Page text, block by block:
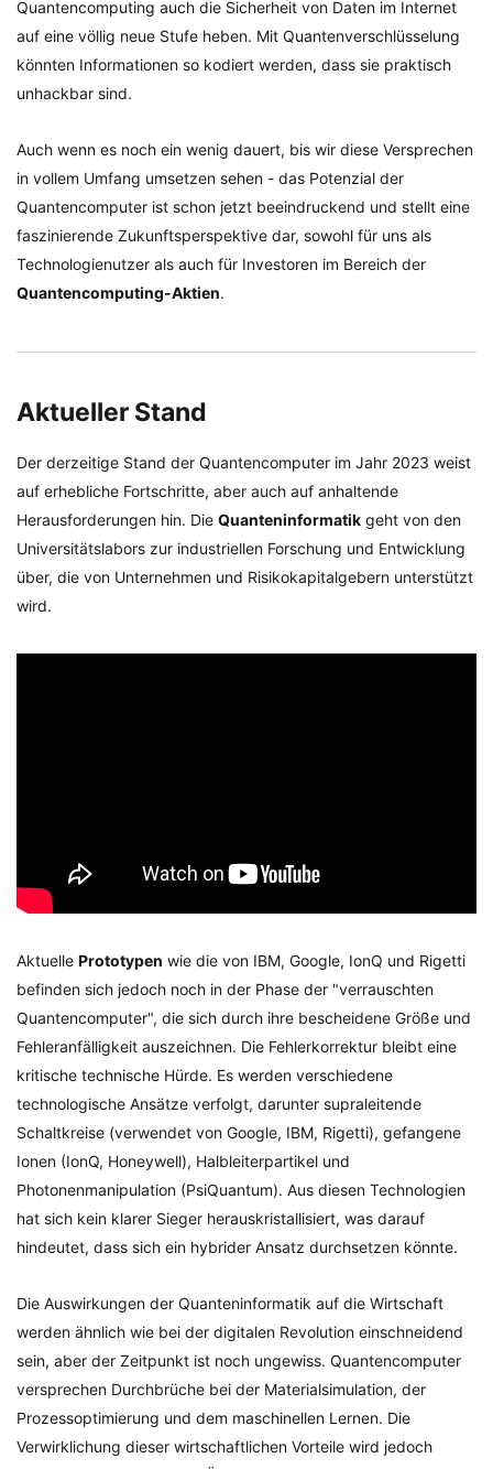
Quantencomputing auch die Sicherheit von Daten im Internet
auf eine völlig neue Stufe heben. Mit Quantenverschlüsselung
könnten Informationen so kodiert werden, dass sie praktisch
unhackbar sind.
Auch wenn es noch ein wenig dauert, bis wir diese Versprechen
in vollem Umfang umsetzen sehen - das Potenzial der
Quantencomputer ist schon jetzt beeindruckend und stellt eine
faszinierende Zukunftsperspektive dar, sowohl für uns als
Technologienutzer als auch für Investoren im Bereich der
Quantencomputing-Aktien.
Aktueller Stand
Der derzeitige Stand der Quantencomputer im Jahr 2023 weist
auf erhebliche Fortschritte, aber auch auf anhaltende
Herausforderungen hin. Die Quanteninformatik geht von den
Universitätslabors zur industriellen Forschung und Entwicklung
über, die von Unternehmen und Risikokapitalgebern unterstützt
wird.
Aktuelle Prototypen wie die von IBM, Google, IonQ und Rigetti
befinden sich jedoch noch in der Phase der "verrauschten
Quantencomputer", die sich durch ihre bescheidene Größe und
Fehleranfälligkeit auszeichnen. Die Fehlerkorrektur bleibt eine
kritische technische Hürde. Es werden verschiedene
technologische Ansätze verfolgt, darunter supraleitende
Schaltkreise (verwendet von Google, IBM, Rigetti), gefangene
Ionen (IonQ, Honeywell), Halbleiterpartikel und
Photonenmanipulation (PsiQuantum). Aus diesen Technologien
hat sich kein klarer Sieger herauskristallisiert, was darauf
hindeutet, dass sich ein hybrider Ansatz durchsetzen könnte.
Die Auswirkungen der Quanteninformatik auf die Wirtschaft
werden ähnlich wie bei der digitalen Revolution einschneidend
sein, aber der Zeitpunkt ist noch ungewiss. Quantencomputer
versprechen Durchbrüche bei der Materialsimulation, der
Prozessoptimierung und dem maschinellen Lernen. Die
Verwirklichung dieser wirtschaftlichen Vorteile wird jedoch